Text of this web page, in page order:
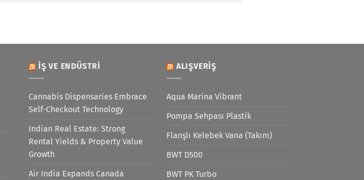
İŞ VE ENDÜSTRI
Cannabis Dispensaries Embrace
Self-Checkout Technology
Indian Real Estate: Strong
Rental Yields & Property Value
Growth
Air India Expands Canada
ALIŞVERIŞ
Aqua Marina Vibrant
Pompa Sehpası Plastik
Flanşlı Kelebek Vana (Takım)
BWT D500
BWT PK Turbo